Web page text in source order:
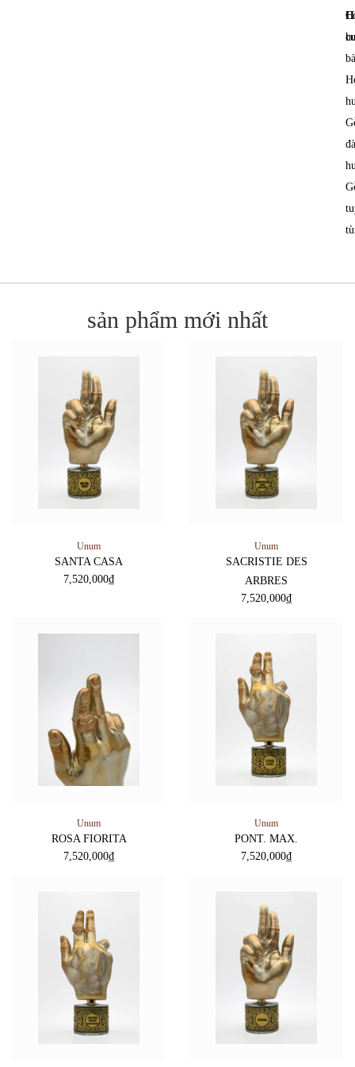
sản phẩm mới nhất
Unum
SANTA CASA
7,520,000₫
Unum
SACRISTIE DES
ARBRES
7,520,000₫
Unum
ROSA FIORITA
7,520,000₫
Unum
PONT. MAX.
7,520,000₫